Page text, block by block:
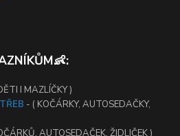
I MAZLÍČKY )
- ( KOČÁRKY, AUTOSEDAČKY,
AUTOSEDAČEK, ŽIDLIČEK )